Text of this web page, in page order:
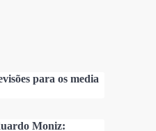
para os media
Moniz: